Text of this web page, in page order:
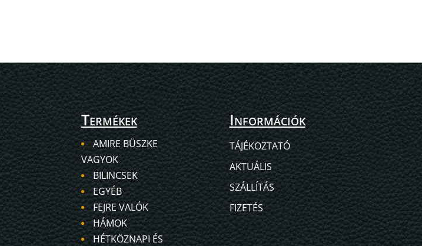
Termékek
AMIRE BÜSZKE
VAGYOK
BILINCSEK
EGYÉB
FEJRE VALÓK
HÁMOK
HÉTKÖZNAPI ÉS
Információk
TÁJÉKOZTATÓ
AKTUÁLIS
SZÁLLÍTÁS
FIZETÉS